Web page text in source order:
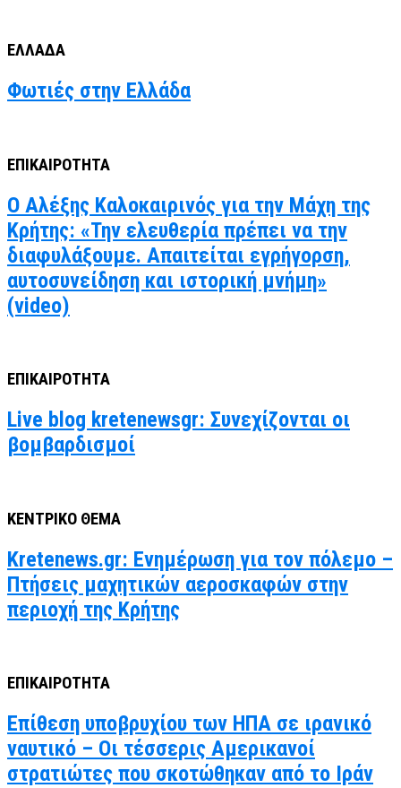
ΕΛΛΑΔΑ
Φωτιές στην Ελλάδα
ΕΠΙΚΑΙΡΟΤΗΤΑ
Ο Αλέξης Καλοκαιρινός για την Μάχη της
Κρήτης: «Την ελευθερία πρέπει να την
διαφυλάξουμε. Απαιτείται εγρήγορση,
αυτοσυνείδηση και ιστορική μνήμη»
(video)
ΕΠΙΚΑΙΡΟΤΗΤΑ
Live blog kretenewsgr: Συνεχίζονται οι
βομβαρδισμοί
ΚΕΝΤΡΙΚΟ ΘΕΜΑ
Kretenews.gr: Ενημέρωση για τον πόλεμο –
Πτήσεις μαχητικών αεροσκαφών στην
περιοχή της Κρήτης
ΕΠΙΚΑΙΡΟΤΗΤΑ
Επίθεση υποβρυχίου των ΗΠΑ σε ιρανικό
ναυτικό – Οι τέσσερις Αμερικανοί
στρατιώτες που σκοτώθηκαν από το Ιράν